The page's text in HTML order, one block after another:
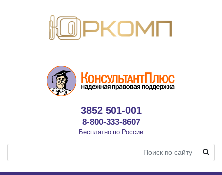
3852 501-001
8-800-333-8607
Бесплатно по России